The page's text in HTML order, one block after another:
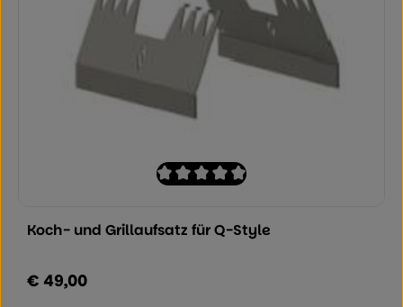
Koch- und Grillaufsatz für Q-Style
Regulärer Preis:
€ 49,00